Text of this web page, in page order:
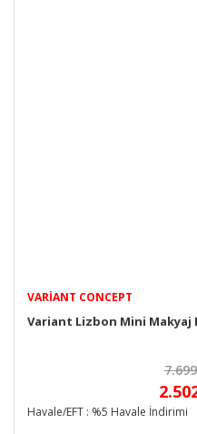
VARIANT CONCEPT
Variant Lizbon Mini Makyaj
Havale/EFT : %5 Havale İndirimi